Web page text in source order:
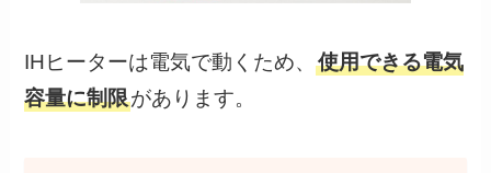
IHヒーターは電気で動くため、使用できる電気
容量に制限があります。